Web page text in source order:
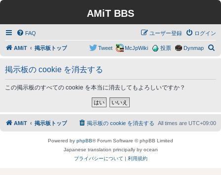
AMiT BBS
FAQ ログイン
ユーザー登録
AMiT 掲示板トップ Dynmap
投票
McJpWiki
Tweet
掲示板の cookie を消去する
この掲示板のすべての cookie を本当に消去してもよろしいですか？
AMiT 掲示板トップ All times are UTC+09:00
掲示板の cookie を消去する
Powered by phpBB® Forum Software © phpBB Limited
Japanese translation principally by ocean
プライバシーについて | 利用規約